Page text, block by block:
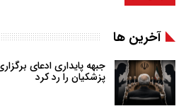
آخرین ها
جبهه پایداری ادعای
پزشکیان را رد کرد